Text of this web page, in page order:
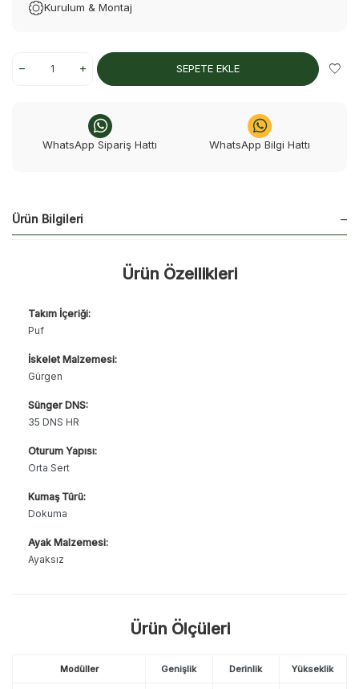
Kurulum & Montaj
SEPETE EKLE
WhatsApp Sipariş Hattı WhatsApp Bilgi Hattı
Ürün Bilgileri
Ürün Özellikleri
Takım İçeriği:
Puf
İskelet Malzemesi:
Gürgen
Sünger DNS:
35 DNS HR
Oturum Yapısı:
Orta Sert
Kumaş Türü:
Dokuma
Ayak Malzemesi:
Ayaksız
Ürün Ölçüleri
Modüller Genişlik Derinlik Yükseklik